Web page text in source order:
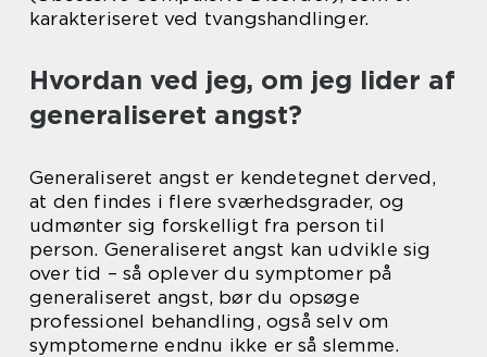
karakteriseret ved tvangshandlinger.
Hvordan ved jeg, om jeg lider af
generaliseret angst?
Generaliseret angst er kendetegnet derved,
at den findes i flere sværhedsgrader, og
udmønter sig forskelligt fra person til
person. Generaliseret angst kan udvikle sig
over tid – så oplever du symptomer på
generaliseret angst, bør du opsøge
professionel behandling, også selv om
symptomerne endnu ikke er så slemme.